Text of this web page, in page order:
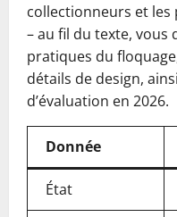
collectionneurs et les
– au fil du texte, vous
pratiques du
détails de design,
d’évaluation en 2026.
Donnée
État